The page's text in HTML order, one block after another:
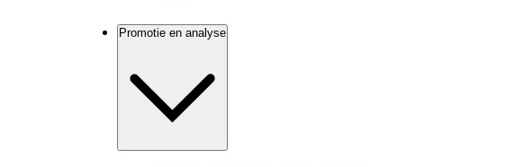
Promotie en analyse